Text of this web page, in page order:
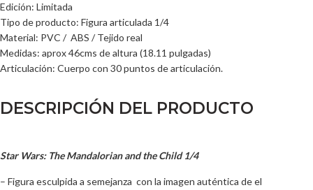
Edición: Limitada
Tipo de producto: Figura articulada 1/4
Material: PVC / ABS / Tejido real
Medidas: aprox 46cms de altura (18.11 pulgadas)
Articulación: Cuerpo con 30 puntos de articulación.
DESCRIPCIÓN DEL PRODUCTO
Star Wars: The Mandalorian and the Child 1/4
– Figura esculpida a semejanza con la imagen auténtica de el